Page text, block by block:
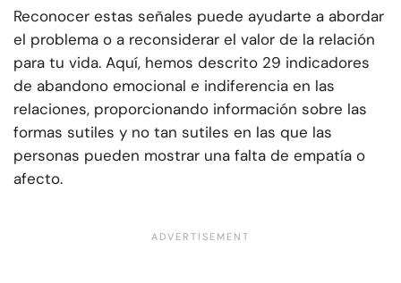
Reconocer estas señales puede ayudarte a abordar
el problema o a reconsiderar el valor de la relación
para tu vida. Aquí, hemos descrito 29 indicadores
de abandono emocional e indiferencia en las
relaciones, proporcionando información sobre las
formas sutiles y no tan sutiles en las que las
personas pueden mostrar una falta de empatía o
afecto.